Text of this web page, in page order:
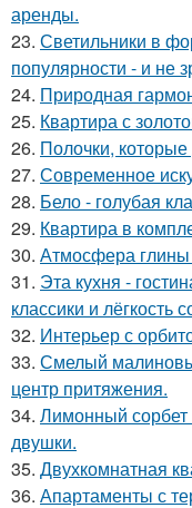
аренды.
23. Светильники в
популярности - и не
24. Природная
25. Квартира с
26. Полочки,
27. Современное
28. Бело - голубая
29. Квартира в
30. Атмосфера глины
31. Эта кухня -
классики и лёгкость
32. Интерьер с
33. Смелый
центр притяжения.
34. Лимонный
двушки.
35. Двухкомнатная
36. Апартаменты с